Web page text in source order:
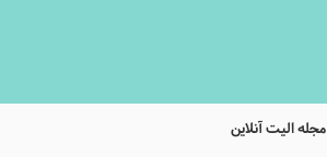
مجله الیت آنلاین